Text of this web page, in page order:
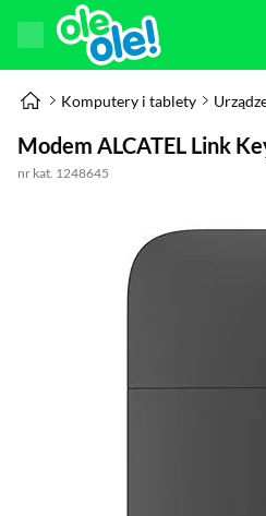
Komputery i tablety
Modem ALCATEL Link
nr kat. 1248645